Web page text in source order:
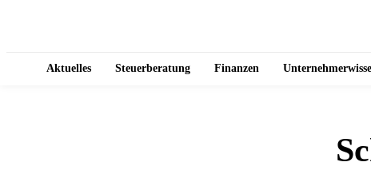
Aktuelles Steuerberatung Finanzen